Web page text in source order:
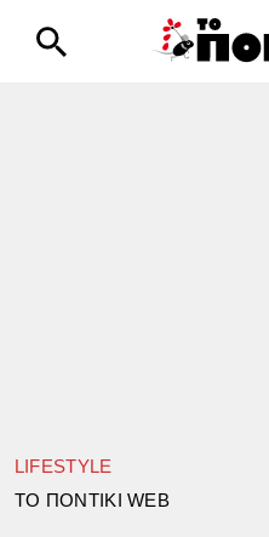
LIFESTYLE
TΟ ΠΟΝΤΙΚΙ WEB